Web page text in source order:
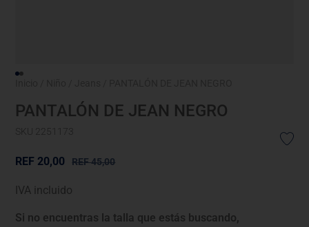
PANTALÓN DE JEAN NEGRO
SKU 2251173
REF45,00
REF 20,00
IVA incluido
Si no encuentras la talla que estás buscando,